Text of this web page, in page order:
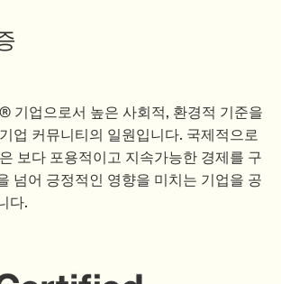
기업으로서 높은 사회적, 환경적 기준을
업 커뮤니티의 일원입니다. 국제적으로
보다 포용적이고 지속가능한 경제를 구
넘어 긍정적인 영향을 미치는 기업을 공
다.